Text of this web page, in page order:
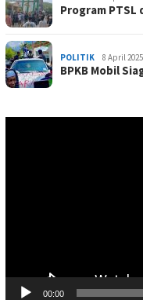
Program PTSL
POLITIK 8 April 2025
BPKB Mobil
00:00